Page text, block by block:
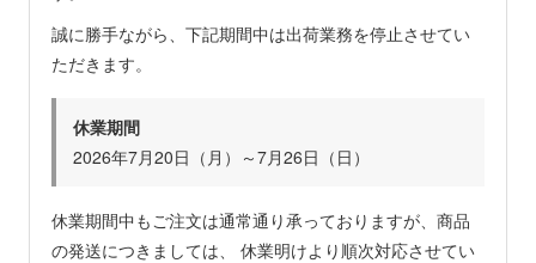
誠に勝手ながら、下記期間中は出荷業務を停止させてい
ただきます。
休業期間
2026年7月20日（月）～7月26日（日）
休業期間中もご注文は通常通り承っておりますが、商品
の発送につきましては、 休業明けより順次対応させてい